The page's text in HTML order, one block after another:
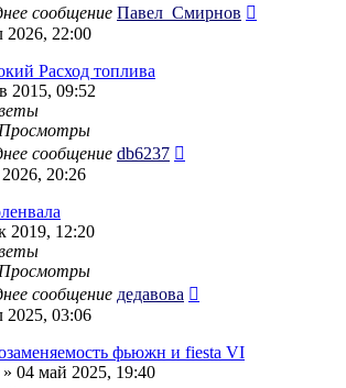
сообщение Павел_Смирнов
2026, 22:00
Расход топлива
2015, 09:52
Просмотры
сообщение db6237
20:26
2019, 12:20
Просмотры
сообщение дедавова
2025, 03:06
фьюжн и fiesta VI
» 04 май 2025, 19:40